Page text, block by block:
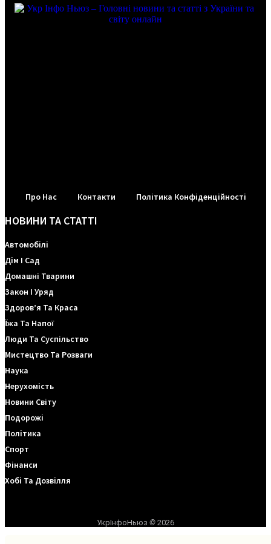
Про Нас Контакти Політика Конфіденційності
НОВИНИ ТА СТАТТІ
Автомобілі
Дім І Сад
Домашні Тварини
Закон І Уряд
Здоров’я Та Краса
Їжа Та Напої
Люди Та Суспільство
Мистецтво Та Розваги
Наука
Нерухомість
Новини Світу
Подорожі
Політика
Спорт
Фінанси
Хобі Та Дозвілля
УкрІнфоНьюз © 2026